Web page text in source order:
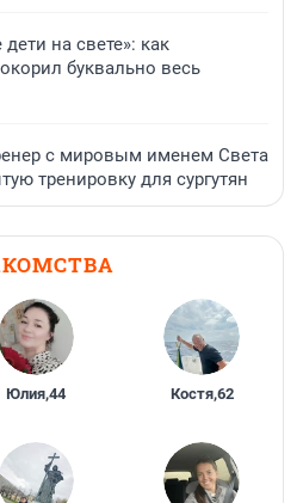
на свете»: как
буквально весь
с мировым именем Света
тренировку для сургутян
Юлия,44 Костя,62